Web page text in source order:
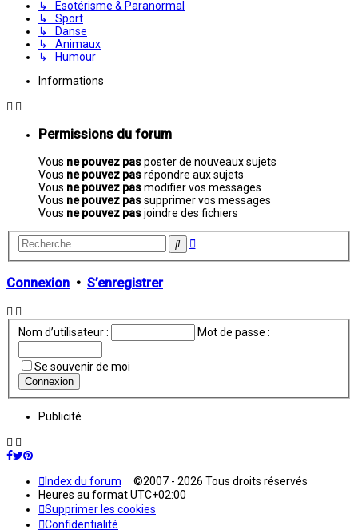
↳ Esotérisme & Paranormal
↳ Sport
↳ Danse
↳ Animaux
↳ Humour
Informations
Permissions du forum
Vous ne pouvez pasposter de nouveaux sujets
Vous ne pouvez pasrépondre aux sujets
Vous ne pouvez pasmodifier vos messages
Vous ne pouvez passupprimer vos messages
Vous ne pouvez pasjoindre des fichiers
Rechercher
Recherche
Connexion • S’enregistrer
Nom d’utilisateur : Mot de passe :
Se souvenir de moi
Publicité
Index du forum ©2007 - 2026 Tous droits réservés
Heures au formatUTC+02:00
Supprimer les cookies
Confidentialité